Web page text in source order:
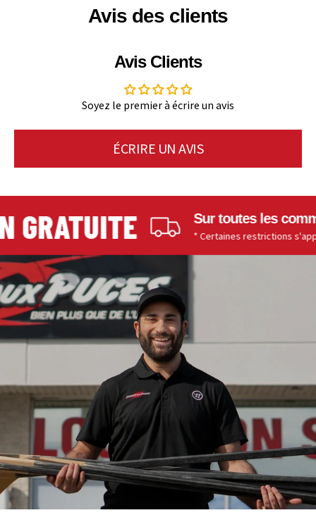
Avis des clients
Avis Clients
Soyez le premier à écrire un avis
ÉCRIRE UN AVIS
Sur toutes les
* Certaines restrictions